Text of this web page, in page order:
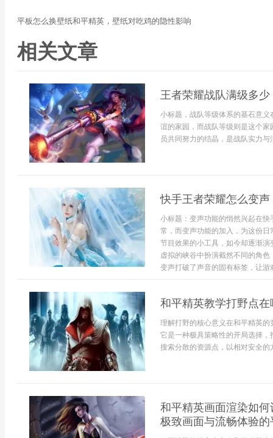
平板怎么换壁纸和平精英，壁纸对吃鸡的隐性影响
相关文章
王者荣耀战队满级多
小标题，战队等级体系的基石意
谊的家园，而战队等级则是这个
员共同努力的结晶，是战队实力
快手王者荣耀怎么变
小标题：变声功能的悄然兴起在
常，而变声功能的加入，为这份
节目效果的小工具，如今却逐渐
虚拟的峡谷中扮演截然不同的角
变声打破了声音的固有标签，让游
和平精英教学打野点
理解打野的核心意义在和平精英
它是一种极具策略性的开局选择
搜索分散的资源点，以相对安全
和平精英画面渲染如
极致画面与流畅体验的